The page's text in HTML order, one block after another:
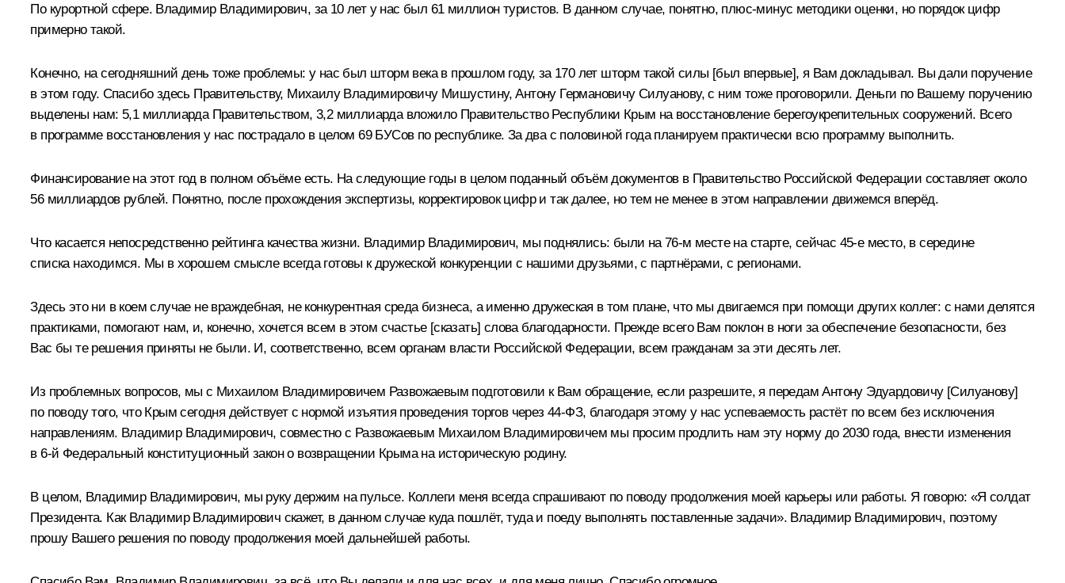
По курортной сфере. Владимир Владимирович, за 10 лет у нас был 61 миллион туристов. В данном случае, понятно, плюс-минус методики оценки, но порядок цифр
примерно такой.
Конечно, на сегодняшний день тоже проблемы: у нас был шторм века в прошлом году, за 170 лет шторм такой силы [был впервые], я Вам докладывал. Вы дали поручение
в этом году. Спасибо здесь Правительству, Михаилу Владимировичу Мишустину, Антону Германовичу Силуанову, с ним тоже проговорили. Деньги по Вашему поручению
выделены нам: 5,1 миллиарда Правительством, 3,2 миллиарда вложило Правительство Республики Крым на восстановление берегоукрепительных сооружений. Всего
в программе восстановления у нас пострадало в целом 69 БУСов по республике. За два с половиной года планируем практически всю программу выполнить.
Финансирование на этот год в полном объёме есть. На следующие годы в целом поданный объём документов в Правительство Российской Федерации составляет около
56 миллиардов рублей. Понятно, после прохождения экспертизы, корректировок цифр и так далее, но тем не менее в этом направлении движемся вперёд.
Что касается непосредственно рейтинга качества жизни. Владимир Владимирович, мы поднялись: были на 76-м месте на старте, сейчас 45-е место, в середине
списка находимся. Мы в хорошем смысле всегда готовы к дружеской конкуренции с нашими друзьями, с партнёрами, с регионами.
Здесь это ни в коем случае не враждебная, не конкурентная среда бизнеса, а именно дружеская в том плане, что мы двигаемся при помощи других коллег: с нами делятся
практиками, помогают нам, и, конечно, хочется всем в этом счастье [сказать] слова благодарности. Прежде всего Вам поклон в ноги за обеспечение безопасности, без
Вас бы те решения приняты не были. И, соответственно, всем органам власти Российской Федерации, всем гражданам за эти десять лет.
Из проблемных вопросов, мы с Михаилом Владимировичем Развожаевым подготовили к Вам обращение, если разрешите, я передам Антону Эдуардовичу [Силуанову]
по поводу того, что Крым сегодня действует с нормой изъятия проведения торгов через 44-ФЗ, благодаря этому у нас успеваемость растёт по всем без исключения
направлениям. Владимир Владимирович, совместно с Развожаевым Михаилом Владимировичем мы просим продлить нам эту норму до 2030 года, внести изменения
в 6-й Федеральный конституционный закон о возвращении Крыма на историческую родину.
В целом, Владимир Владимирович, мы руку держим на пульсе. Коллеги меня всегда спрашивают по поводу продолжения моей карьеры или работы. Я говорю: «Я солдат
Президента. Как Владимир Владимирович скажет, в данном случае куда пошлёт, туда и поеду выполнять поставленные задачи». Владимир Владимирович, поэтому
прошу Вашего решения по поводу продолжения моей дальнейшей работы.